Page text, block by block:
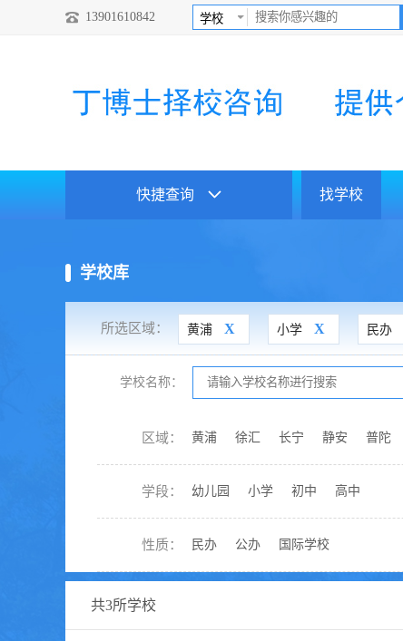
13901610842
快捷查询 找学校
学校库
所选区域： 黄浦 X 小学 X 民办
学校名称：
区域： 黄浦 徐汇 长宁 静安 普陀
学段： 幼儿园 小学 初中 高中
性质： 民办 公办 国际学校
共3所学校